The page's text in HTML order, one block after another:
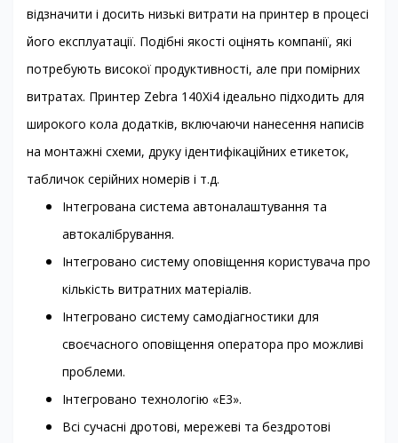
відзначити і досить низькі витрати на принтер в процесі
його експлуатації. Подібні якості оцінять компанії, які
потребують високої продуктивності, але при помірних
витратах. Принтер Zebra 140Xi4 ідеально підходить для
широкого кола додатків, включаючи нанесення написів
на монтажні схеми, друку ідентифікаційних етикеток,
табличок серійних номерів і т.д.
Інтегрована система автоналаштування та
автокалібрування.
Інтегровано систему оповіщення користувача про
кількість витратних матеріалів.
Інтегровано систему самодіагностики для
своєчасного оповіщення оператора про можливі
проблеми.
Інтегровано технологію «E3».
Всі сучасні дротові, мережеві та бездротові